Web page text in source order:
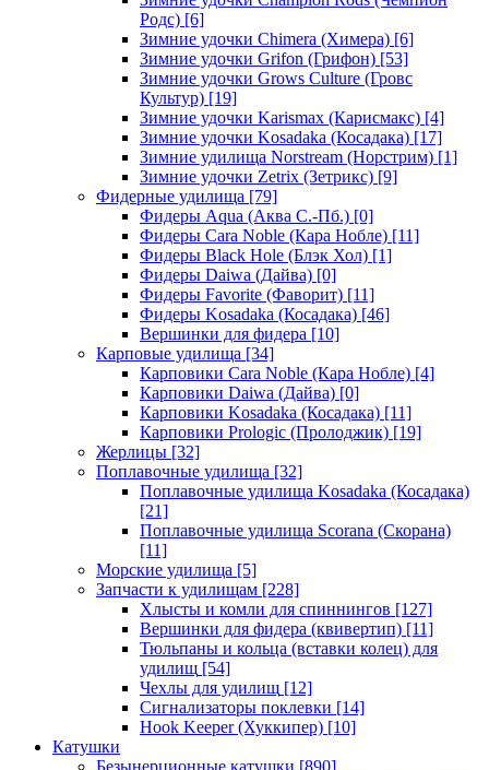
Родс) [6]
Зимние удочки Chimera (Химера) [6]
Зимние удочки Grifon (Грифон) [53]
Зимние удочки Grows Culture (Гровс
Культур) [19]
Зимние удочки Karismax (Карисмакс) [4]
Зимние удочки Kosadaka (Косадака) [17]
Зимние удилища Norstream (Норстрим) [1]
Зимние удочки Zetrix (Зетрикс) [9]
Фидерные удилища [79]
Фидеры Aqua (Аква С.-Пб.) [0]
Фидеры Cara Noble (Кара Нобле) [11]
Фидеры Black Hole (Блэк Хол) [1]
Фидеры Daiwa (Дайва) [0]
Фидеры Favorite (Фаворит) [11]
Фидеры Kosadaka (Косадака) [46]
Вершинки для фидера [10]
Карповые удилища [34]
Карповики Cara Noble (Кара Нобле) [4]
Карповики Daiwa (Дайва) [0]
Карповики Kosadaka (Косадака) [11]
Карповики Prologic (Пролоджик) [19]
Жерлицы [32]
Поплавочные удилища [32]
Поплавочные удилища Kosadaka (Косадака)
[21]
Поплавочные удилища Scorana (Скорана)
[11]
Морские удилища [5]
Запчасти к удилищам [228]
Хлысты и комли для спиннингов [127]
Вершинки для фидера (квивертип) [11]
Тюльпаны и кольца (вставки колец) для
удилищ [54]
Чехлы для удилищ [12]
Сигнализаторы поклевки [14]
Hook Keeper (Хуккипер) [10]
Катушки